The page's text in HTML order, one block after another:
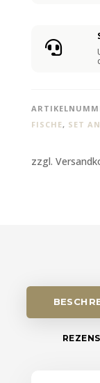

FISCHE, SET
zzgl.